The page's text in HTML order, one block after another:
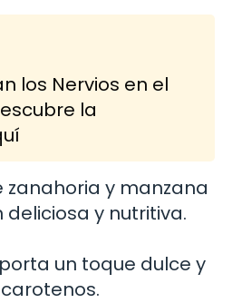
los Nervios en el
la
zanahoria y manzana
deliciosa y nutritiva.
un toque dulce y